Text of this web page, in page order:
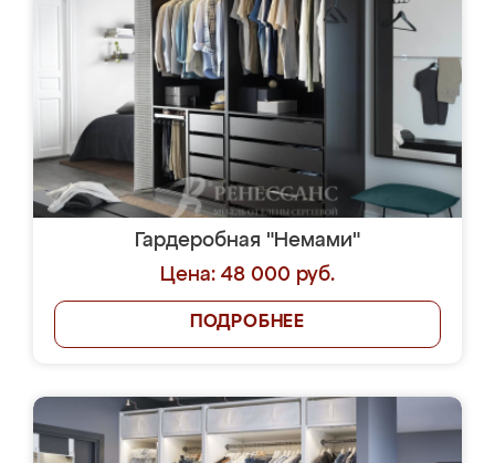
Гардеробная "Немами"
Цена: 48 000 руб.
ПОДРОБНЕЕ